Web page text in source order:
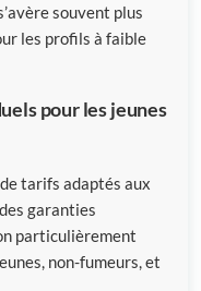
souvent plus
les profils à faible
pour les jeunes
tarifs adaptés aux
garanties
particulièrement
non-fumeurs, et